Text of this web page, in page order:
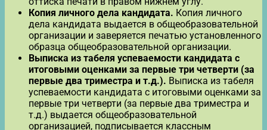
Копия личного дела кандидата. Копия личного
дела кандидата выдается в общеобразовательной
организации и заверяется печатью установленного
образца общеобразовательной организации.
Выписка из табеля успеваемости кандидата с
итоговыми оценками за первые три четверти (за
первые два триместра и т.д.). Выписка из табеля
успеваемости кандидата с итоговыми оценками за
первые три четверти (за первые два триместра и
т.д.) выдается общеобразовательной
организацией, подписывается классным